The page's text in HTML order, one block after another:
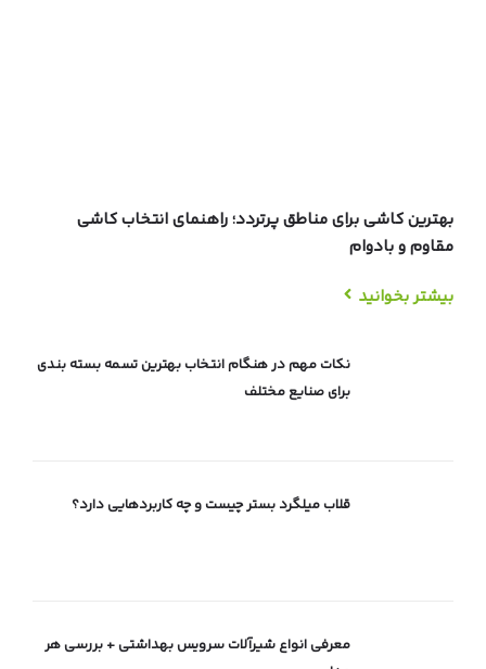
بهترین کاشی برای مناطق پرتردد؛ راهنمای انتخاب کاشی
مقاوم و بادوام
بیشتر بخوانید
نکات مهم در هنگام انتخاب بهترین تسمه بسته بندی
برای صنایع مختلف
قلاب میلگرد بستر چیست و چه کاربردهایی دارد؟
معرفی انواع شیرآلات سرویس بهداشتی + بررسی هر